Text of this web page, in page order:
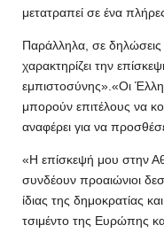
μετατραπεί σε ένα
Παράλληλα, σε
χαρακτηρίζει την
εμπιστοσύνης».«Οι
μπορούν επιτέλους να
αναφέρει για να
«Η επίσκεψή μου στην
συνδέουν προαιώνιοι
ίδιας της δημοκρατίας
τσιμέντο της Ευρώπης